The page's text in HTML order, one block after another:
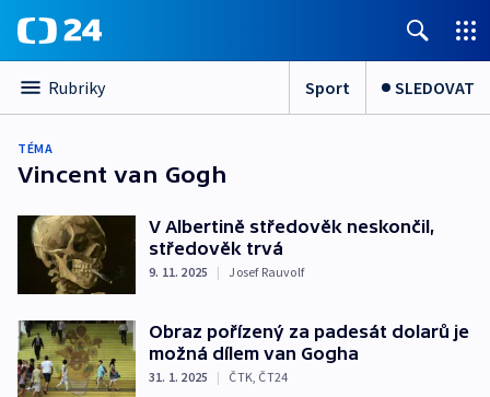
Rubriky Sport SLEDOVAT
TÉMA
Vincent van Gogh
V Albertině středověk neskončil,
středověk trvá
9. 11. 2025 | Josef Rauvolf
Obraz pořízený za padesát dolarů je
možná dílem van Gogha
31. 1. 2025 | ČTK ČT24